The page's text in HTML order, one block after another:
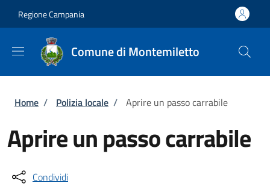
Regione Campania
Comune di Montemiletto
Briciole di pane
Home / Polizia locale / Aprire un passo carrabile
Aprire un passo carrabile
Condividi